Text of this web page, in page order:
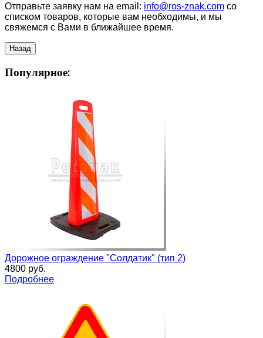
Отправьте заявку нам на email: info@ros-znak.com со
списком товаров, которые вам необходимы, и мы
свяжемся с Вами в ближайшее время.
Популярное:
Дорожное ограждение "Солдатик" (тип 2)
4800 руб.
Подробнее